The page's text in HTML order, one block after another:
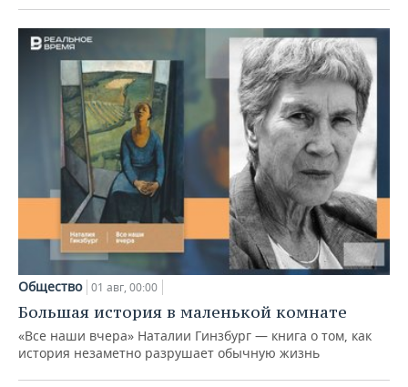
Общество 01 авг, 00:00
Большая история в маленькой комнате
«Все наши вчера» Наталии Гинзбург — книга о том, как
история незаметно разрушает обычную жизнь